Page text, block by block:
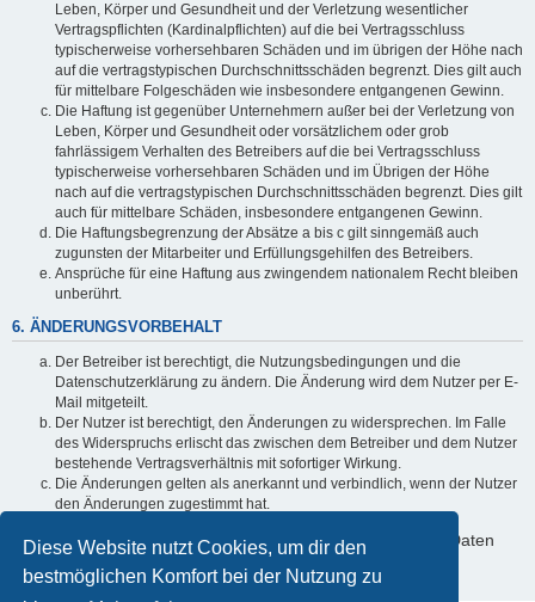
Diese Website nutzt Cookies, um dir den
bestmöglichen Komfort bei der Nutzung zu
Leben, Körper und Gesundheit und der Verletzung wesentlicher
Vertragspflichten (Kardinalpflichten) auf die bei Vertragsschluss
typischerweise vorhersehbaren Schäden und im übrigen der Höhe nach
auf die vertragstypischen Durchschnittsschäden begrenzt. Dies gilt auch
für mittelbare Folgeschäden wie insbesondere entgangenen Gewinn.
Die Haftung ist gegenüber Unternehmern außer bei der Verletzung von
Leben, Körper und Gesundheit oder vorsätzlichem oder grob
fahrlässigem Verhalten des Betreibers auf die bei Vertragsschluss
typischerweise vorhersehbaren Schäden und im Übrigen der Höhe
nach auf die vertragstypischen Durchschnittsschäden begrenzt. Dies gilt
auch für mittelbare Schäden, insbesondere entgangenen Gewinn.
Die Haftungsbegrenzung der Absätze a bis c gilt sinngemäß auch
zugunsten der Mitarbeiter und Erfüllungsgehilfen des Betreibers.
Ansprüche für eine Haftung aus zwingendem nationalem Recht bleiben
unberührt.
6. ÄNDERUNGSVORBEHALT
Der Betreiber ist berechtigt, die Nutzungsbedingungen und die
Datenschutzerklärung zu ändern. Die Änderung wird dem Nutzer per E-
Mail mitgeteilt.
Der Nutzer ist berechtigt, den Änderungen zu widersprechen. Im Falle
des Widerspruchs erlischt das zwischen dem Betreiber und dem Nutzer
bestehende Vertragsverhältnis mit sofortiger Wirkung.
Die Änderungen gelten als anerkannt und verbindlich, wenn der Nutzer
den Änderungen zugestimmt hat.
Informationen über den Umgang mit deinen persönlichen Daten
sind in der Datenschutzerklärung enthalten.